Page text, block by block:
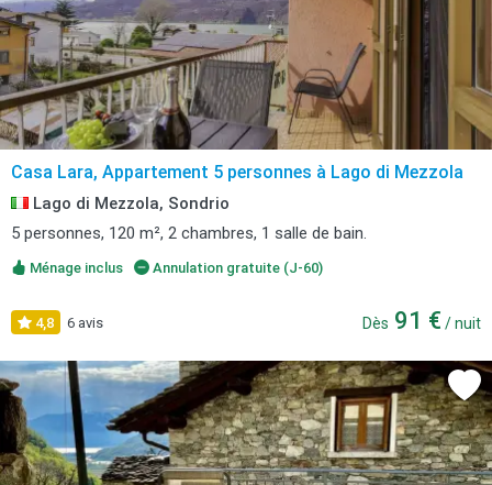
Casa Lara, Appartement 5 personnes à Lago di Mezzola
Lago di Mezzola, Sondrio
5 personnes, 120 m², 2 chambres, 1 salle de bain.
Ménage inclus Annulation gratuite (J-60)
4,8 6 avis Dès 91 € / nuit